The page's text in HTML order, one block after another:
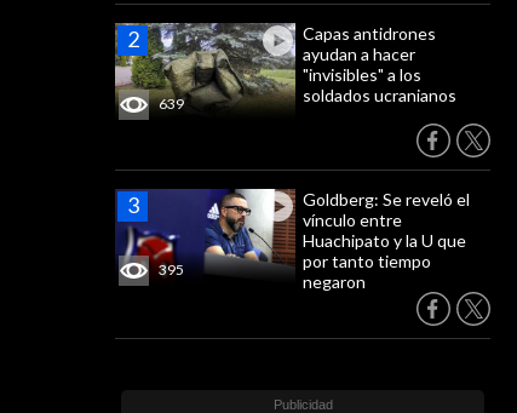
639
Capas antidrones
ayudan a hacer
"invisibles" a los
soldados ucranianos
395
Goldberg: Se reveló el
vínculo entre
Huachipato y la U que
por tanto tiempo
negaron